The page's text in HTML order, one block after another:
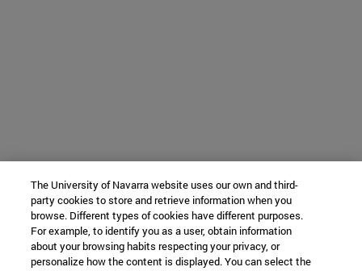
The University of Navarra website uses our own and third-
party cookies to store and retrieve information when you
browse. Different types of cookies have different purposes.
For example, to identify you as a user, obtain information
about your browsing habits respecting your privacy, or
personalize how the content is displayed. You can select the